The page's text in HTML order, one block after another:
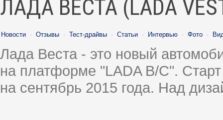
ЛАДА ВЕСТА (LADA
Новости · Отзывы · Тест-драйвы · Статьи · Интервью · Фото ·
Лада Веста - это новый
на платформе "LADA B/C".
на сентябрь 2015 года. Над